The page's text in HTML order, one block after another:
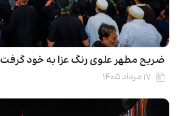
ضریح مطهر علوی رنگ عزا به خود گرفت
۱۷ مرداد ۱۴۰۵